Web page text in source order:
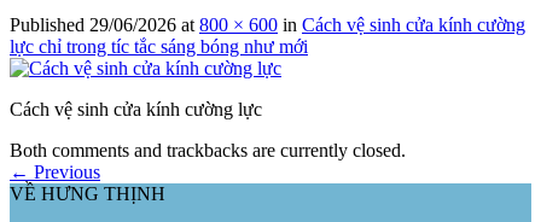
Published 29/06/2026 at 800 × 600 in Cách vệ sinh cửa kính cường
lực chỉ trong tíc tắc sáng bóng như mới
Cách vệ sinh cửa kính cường lực
Both comments and trackbacks are currently closed.
← Previous
VỀ HƯNG THỊNH